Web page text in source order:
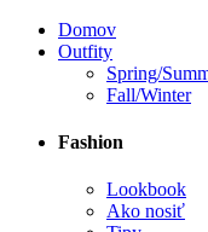
Domov
Outfity
Spring/
Fall/Winter
Fashion
Lookbook
Ako nosiť